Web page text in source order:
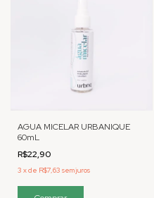
AGUA MICELAR URBANIQUE
60mL
R$22,90
3 xde R$7,63 sem juros